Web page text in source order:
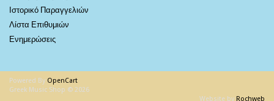
Ιστορικό Παραγγελιών
Λίστα Επιθυμιών
Ενημερώσεις
Powered By OpenCart
Greek Music Shop © 2026
Website by Rochweb